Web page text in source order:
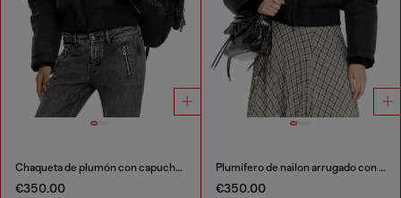
Chaqueta de plumón con capucha de nailon arrugado
€350.00
Plumífero de nailon arrugado con capucha desmontable
€350.00